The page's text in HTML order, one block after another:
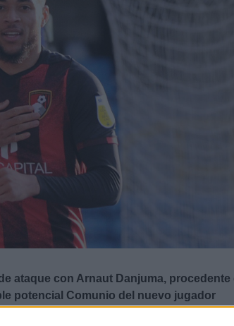
ataque con Arnaut Danjuma, procedente
potencial Comunio del nuevo jugador